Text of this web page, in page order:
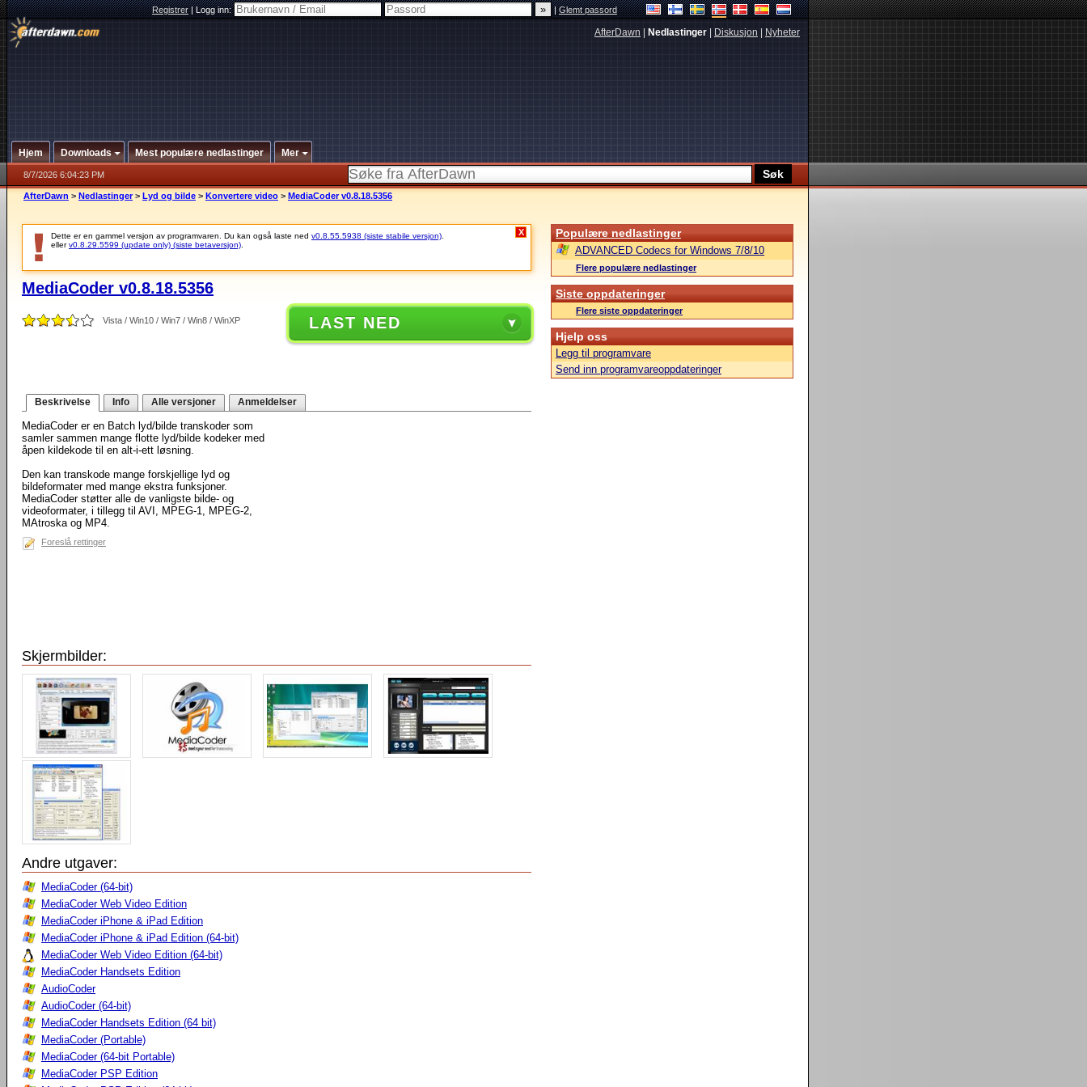
Registrer|Logg inn: |Glemt passord
AfterDawn Nedlastinger Diskusjon Nyheter
Hjem Downloads Mest populære nedlastinger Mer
8/7/2026 6:04:23 PM
AfterDawn > Nedlastinger > Lyd og bilde > Konvertere video > MediaCoder v0.8.18.5356
Dette er en gammel versjon av programvaren. Du kan også laste ned v0.8.55.5938 (siste stabile versjon)
ellerv0.8.29.5599 (update only) (siste betaversjon)
X
MediaCoder v0.8.18.5356
Vista / Win10 / Win7 / Win8 / WinXP LAST NED
Beskrivelse Info Alle versjoner Anmeldelser
MediaCoder er en Batch lyd/bilde transkoder som
samler sammen mange flotte lyd/bilde kodeker med
åpen kildekode til en alt-i-ett løsning.
Den kan transkode mange forskjellige lyd og
bildeformater med mange ekstra funksjoner.
MediaCoder støtter alle de vanligste bilde- og
videoformater, i tillegg til AVI, MPEG-1, MPEG-2,
MAtroska og MP4.
Foreslå rettinger
Skjermbilder:
Andre utgaver:
MediaCoder (64-bit)
MediaCoder Web Video Edition
MediaCoder iPhone & iPad Edition
MediaCoder iPhone & iPad Edition (64-bit)
MediaCoder Web Video Edition (64-bit)
MediaCoder Handsets Edition
AudioCoder
AudioCoder (64-bit)
MediaCoder Handsets Edition (64 bit)
MediaCoder (Portable)
MediaCoder (64-bit Portable)
MediaCoder PSP Edition
Populære nedlastinger
ADVANCED Codecs for Windows 7/8/10
Flere populære nedlastinger
Siste oppdateringer
Flere siste oppdateringer
Hjelp oss
Legg til programvare
Send inn programvareoppdateringer